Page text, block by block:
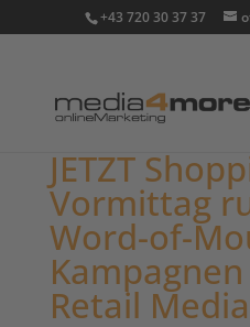
+43 720 30 37 37
JETZT
Vormittag
Word-of-
Retail Media